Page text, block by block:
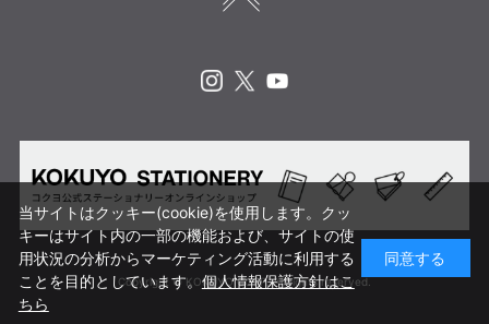
Copyright © KOKUYO CORP. All rights reserved.
当サイトはクッキー(cookie)を使用します。クッ
キーはサイト内の一部の機能および、サイトの使
用状況の分析からマーケティング活動に利用する
ことを目的としています。個人情報保護方針はこ
ちら
同意する